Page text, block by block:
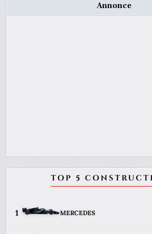
Annonce
TOP 5
1 MERCEDES